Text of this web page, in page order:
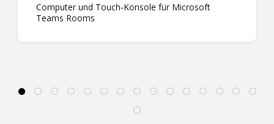
Computer und Touch-Konsole für Microsoft
Teams Rooms